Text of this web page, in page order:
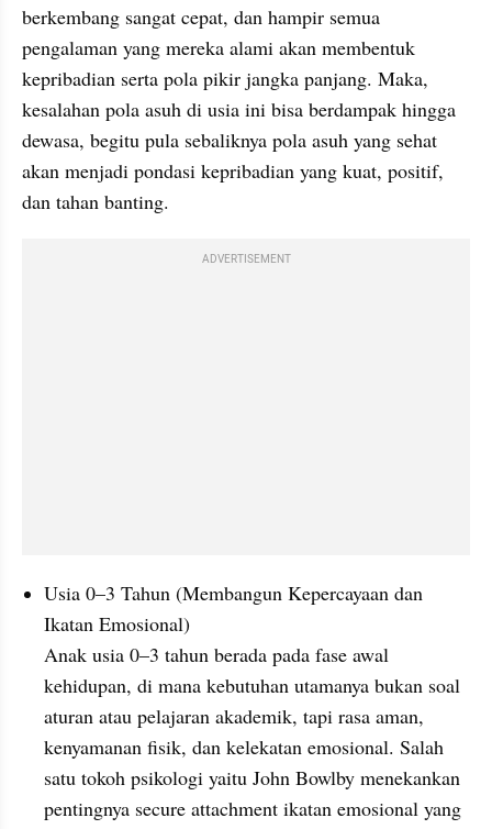
berkembang sangat cepat, dan hampir semua
pengalaman yang mereka alami akan membentuk
kepribadian serta pola pikir jangka panjang. Maka,
kesalahan pola asuh di usia ini bisa berdampak hingga
dewasa, begitu pula sebaliknya pola asuh yang sehat
akan menjadi pondasi kepribadian yang kuat, positif,
dan tahan banting.
ADVERTISEMENT
Usia 0–3 Tahun (Membangun Kepercayaan dan
Ikatan Emosional)
Anak usia 0–3 tahun berada pada fase awal
kehidupan, di mana kebutuhan utamanya bukan soal
aturan atau pelajaran akademik, tapi rasa aman,
kenyamanan fisik, dan kelekatan emosional. Salah
satu tokoh psikologi yaitu John Bowlby menekankan
pentingnya secure attachment ikatan emosional yang